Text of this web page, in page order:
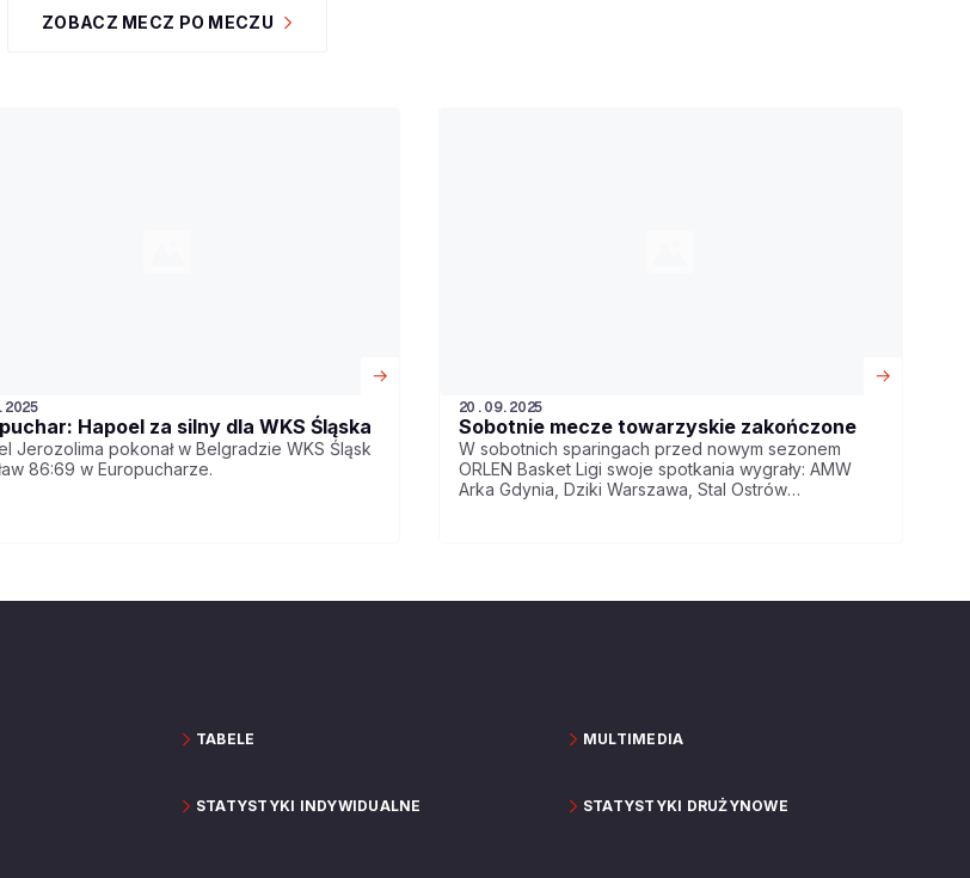
ZOBACZ MECZ PO MECZU
Hapoel za silny dla WKS Śląska
Jerozolima pokonał w Belgradzie WKS Śląsk
86:69 w Europucharze.
20.09.2025
Sobotnie mecze towarzyskie zakończone
W sobotnich sparingach przed nowym sezonem
ORLEN Basket Ligi swoje spotkania wygrały: AMW
Arka Gdynia, Dziki Warszawa, Stal Ostrów
TABELE MULTIMEDIA
STATYSTYKI INDYWIDUALNE STATYSTYKI DRUŻYNOWE